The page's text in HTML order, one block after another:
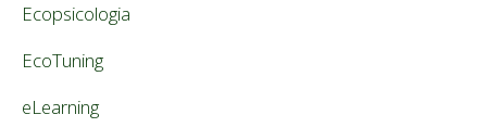
Ecopsicologia
EcoTuning
eLearning